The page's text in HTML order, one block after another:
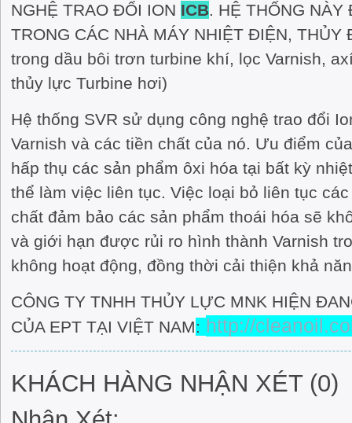
NGHỆ TRAO ĐỔI ION ICB. HỆ THỐNG
TRONG CÁC NHÀ MÁY NHIỆT ĐIỆN, THỦY
trong dầu bôi trơn turbine khí, lọc Varnish,
thủy lực Turbine hơi)
Hệ thống SVR sử dụng công nghệ trao đổi
Varnish và các tiền chất của nó. Ưu điểm
hấp thụ các sản phẩm ôxi hóa tại bất kỳ
thể làm việc liên tục. Việc loại bỏ liên tục
chất đảm bảo các sản phẩm thoái hóa sẽ
và giới hạn được rủi ro hình thành Varnish
không hoạt động, đồng thời cải thiện khả
CÔNG TY TNHH THỦY LỰC MNK HIỆN
CỦA EPT TẠI VIỆT NAM: http://
KHÁCH HÀNG NHẬN XÉT (0)